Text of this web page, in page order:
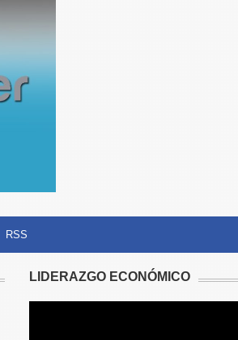
RSS
LIDERAZGO ECONÓMICO